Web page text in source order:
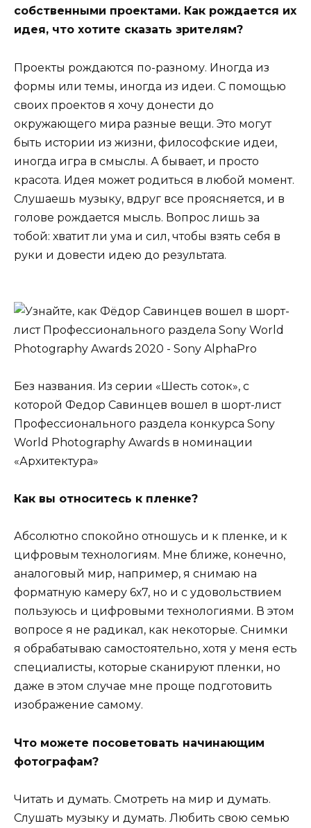
собственными проектами. Как рождается их
идея, что хотите сказать зрителям?
Проекты рождаются по-разному. Иногда из
формы или темы, иногда из идеи. С помощью
своих проектов я хочу донести до
окружающего мира разные вещи. Это могут
быть истории из жизни, философские идеи,
иногда игра в смыслы. А бывает, и просто
красота. Идея может родиться в любой момент.
Слушаешь музыку, вдруг все проясняется, и в
голове рождается мысль. Вопрос лишь за
тобой: хватит ли ума и сил, чтобы взять себя в
руки и довести идею до результата.
Без названия. Из серии «Шесть соток», с
которой Федор Савинцев вошел в шорт-лист
Профессионального раздела конкурса Sony
World Photography Awards в номинации
«Архитектура»
Как вы относитесь к пленке?
Абсолютно спокойно отношусь и к пленке, и к
цифровым технологиям. Мне ближе, конечно,
аналоговый мир, например, я снимаю на
форматную камеру 6х7, но и с удовольствием
пользуюсь и цифровыми технологиями. В этом
вопросе я не радикал, как некоторые. Снимки
я обрабатываю самостоятельно, хотя у меня есть
специалисты, которые сканируют пленки, но
даже в этом случае мне проще подготовить
изображение самому.
Что можете посоветовать начинающим
фотографам?
Читать и думать. Смотреть на мир и думать.
Слушать музыку и думать. Любить свою семью